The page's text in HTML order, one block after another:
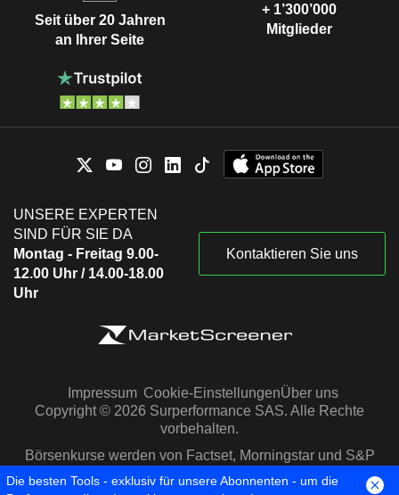
Seit über 20 Jahren
an Ihrer Seite
+ 1’300’000
Mitglieder
UNSERE EXPERTEN
SIND FÜR SIE DA
Montag - Freitag 9.00-
12.00 Uhr / 14.00-18.00
Uhr
Kontaktieren Sie uns
Impressum Cookie-EinstellungenÜber uns
Copyright © 2026 Surperformance SAS. Alle Rechte
vorbehalten.
Börsenkurse werden von Factset, Morningstar und S&P
Capital IQ zur Verfügung gestellt
Die besten Tools - exklusiv für unsere Abonnenten - um die